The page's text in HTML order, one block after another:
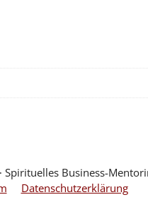
Datenschutzerklärung
Spirituelles Business-